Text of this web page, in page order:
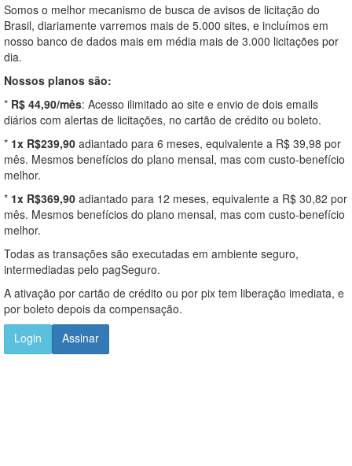
Somos o melhor mecanismo de busca de avisos de licitação do
Brasil, diariamente varremos mais de 5.000 sites, e incluímos em
nosso banco de dados mais em média mais de 3.000 licitações por
dia.
Nossos planos são:
* R$ 44,90/mês: Acesso ilimitado ao site e envio de dois emails
diários com alertas de licitações, no cartão de crédito ou boleto.
* 1x R$239,90 adiantado para 6 meses, equivalente a R$ 39,98 por
mês. Mesmos benefícios do plano mensal, mas com custo-benefício
melhor.
* 1x R$369,90 adiantado para 12 meses, equivalente a R$ 30,82 por
mês. Mesmos benefícios do plano mensal, mas com custo-benefício
melhor.
Todas as transações são executadas em ambiente seguro,
intermediadas pelo pagSeguro.
A ativação por cartão de crédito ou por pix tem liberação imediata, e
por boleto depois da compensação.
Login
Assinar